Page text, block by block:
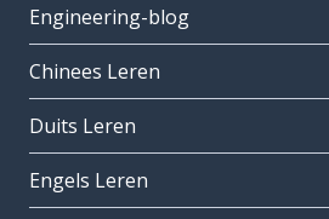
Engineering-blog
Chinees Leren
Duits Leren
Engels Leren